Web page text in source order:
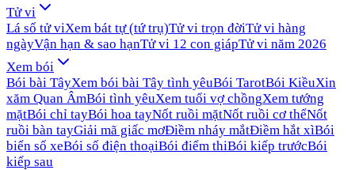
Tử vi
Lá số tử viXem bát tự (tứ trụ)Tử vi trọn đờiTử vi hàng
ngàyVận hạn & sao hạnTử vi 12 con giápTử vi năm 2026
Xem bói
Bói bài TâyXem bói bài Tây tình yêuBói TarotBói KiềuXin
xăm Quan ÂmBói tình yêuXem tuổi vợ chồngXem tướng
mặtBói chỉ tayBói hoa tayNốt ruồi mặtNốt ruồi cơ thểNốt
ruồi bàn tayGiải mã giấc mơĐiềm nháy mắtĐiềm hắt xìBói
biển số xeBói số điện thoạiBói điểm thiBói kiếp trướcBói
kiếp sau